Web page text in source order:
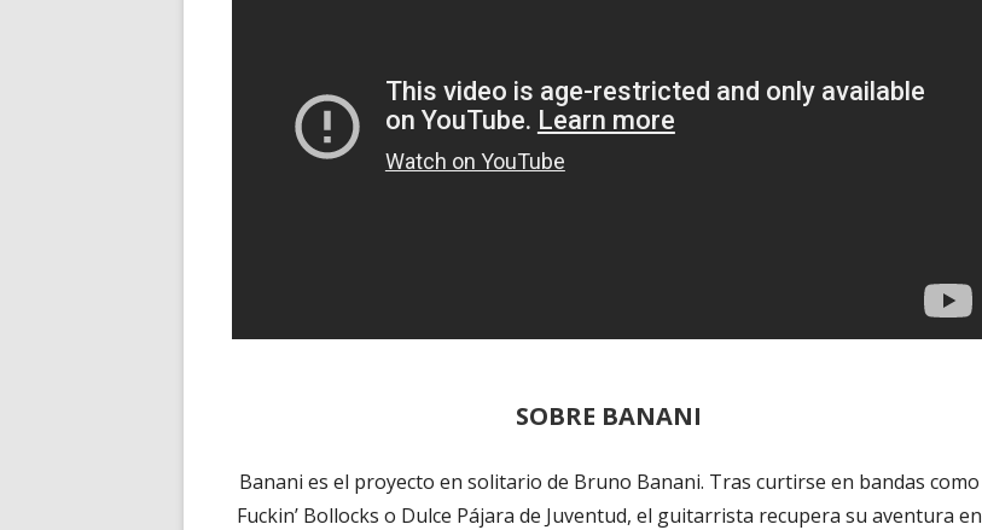
SOBRE BANANI
Banani es el proyecto en solitario de Bruno Banani. Tras curtirse en bandas como
Fuckin’ Bollocks o Dulce Pájara de Juventud, el guitarrista recupera su aventura en